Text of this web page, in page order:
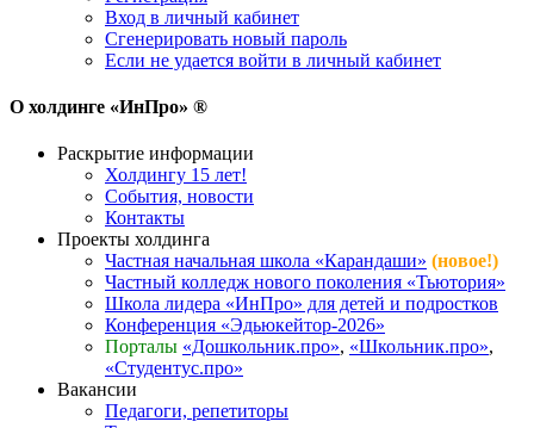
Вход в личный кабинет
Сгенерировать новый пароль
Если не удается войти в личный кабинет
О холдинге «ИнПро» ®
Раскрытие информации
Холдингу 15 лет!
События, новости
Контакты
Проекты холдинга
Частная начальная школа «Карандаши» (новое!)
Частный колледж нового поколения «Тьютория»
Школа лидера «ИнПро» для детей и подростков
Конференция «Эдьюкейтор-2026»
Порталы «Дошкольник.про», «Школьник.про»,
«Студентус.про»
Вакансии
Педагоги, репетиторы